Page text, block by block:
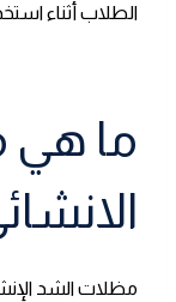
الطلاب أثناء
ما هي
مظلات الشد